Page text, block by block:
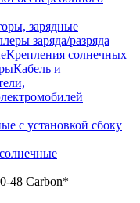
зарядные
заряда/разряда
Крепления солнечных
Кабель и
с установкой сбоку
48 Carbon*